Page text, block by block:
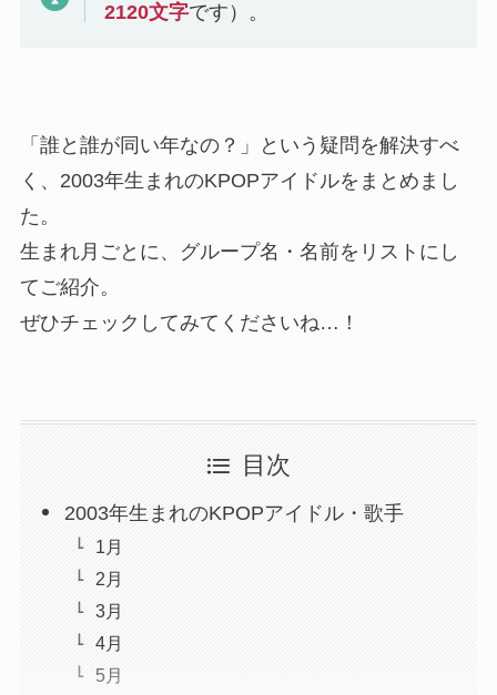
2120文字です）。
「誰と誰が同い年なの？」という疑問を解決すべ
く、2003年生まれのKPOPアイドルをまとめまし
た。
生まれ月ごとに、グループ名・名前をリストにし
てご紹介。
ぜひチェックしてみてくださいね…！
目次
2003年生まれのKPOPアイドル・歌手
1月
2月
3月
4月
5月